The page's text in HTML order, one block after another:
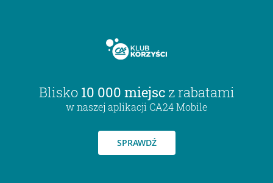
Blisko 10 000 miejsc z rabatami
w naszej aplikacji CA24 Mobile
SPRAWDŹ